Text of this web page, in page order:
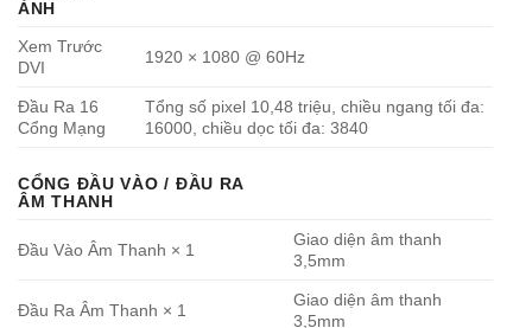
ẢNH
Xem Trước
DVI
1920 × 1080 @ 60Hz
Đầu Ra 16
Cổng Mạng
Tổng số pixel 10,48 triệu, chiều ngang tối đa:
16000, chiều dọc tối đa: 3840
CỔNG ĐẦU VÀO / ĐẦU RA
ÂM THANH
Đầu Vào Âm Thanh × 1
Giao diện âm thanh
3,5mm
Đầu Ra Âm Thanh × 1
Giao diện âm thanh
3,5mm